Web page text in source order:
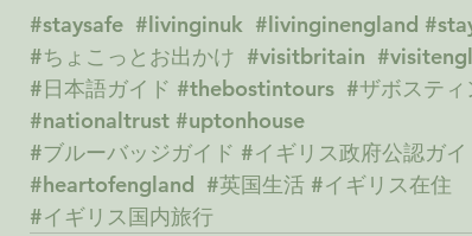
#staysafe #livinginuk #livinginengland
#ちょこっとお出かけ #visitbritain
#日本語ガイド #thebostintours #ザボステ
#nationaltrust #uptonhouse
#ブルーバッジガイド #イギリス政府公認ガイ
#heartofengland #英国生活 #イギリス在住
#イギリス国内旅行